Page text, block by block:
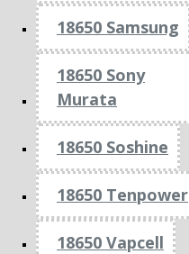
18650 Samsung
18650 Sony
Murata
18650 Soshine
18650 Tenpower
18650 Vapcell